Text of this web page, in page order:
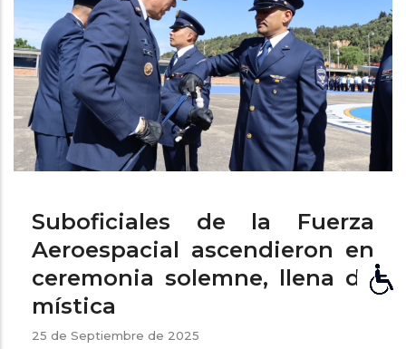
Suboficiales de la Fuerza
Aeroespacial ascendieron en
ceremonia solemne, llena de
mística
25 de Septiembre de 2025